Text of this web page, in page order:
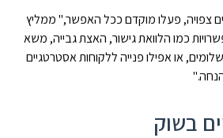
צפויה, פעלו מוקדם ככל האפשר," ממליץ
כמו הלוואת גישור, האצת גבייה, משא
או אפילו פנייה ללקוחות אסטרטגיים
בשוק